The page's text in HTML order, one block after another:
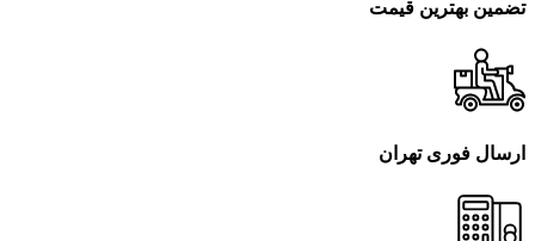
تضمین بهترین قیمت
ارسال فوری تهران